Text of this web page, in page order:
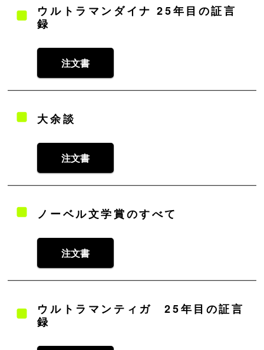
ウルトラマンダイナ 25年目の証言
録
注文書
大余談
注文書
ノーベル文学賞のすべて
注文書
ウルトラマンティガ 25年目の証言
録